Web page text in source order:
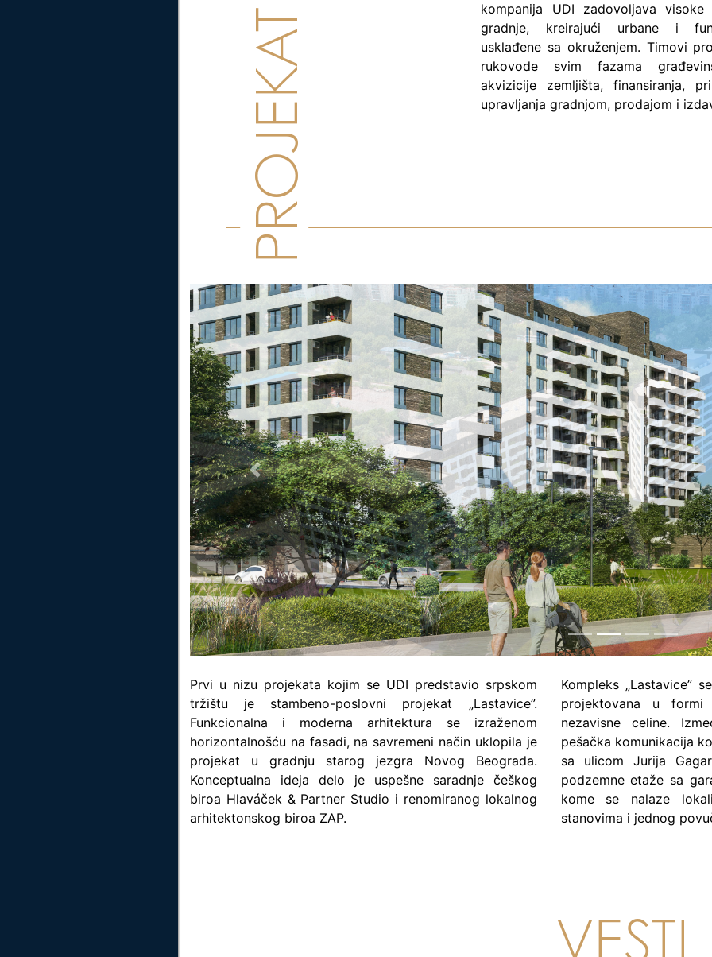
kompanija UDI zadovoljava
gradnje, kreirajući urbane i
usklađene sa okruženjem. Timovi
rukovode svim fazama
akvizicije zemljišta, finansiranja,
upravljanja gradnjom, prodajom i
PROJEKAT
Previous
Prvi u nizu projekata kojim se UDI predstavio srpskom
tržištu je stambeno-poslovni projekat „Lastavice”.
Funkcionalna i moderna arhitektura se izraženom
horizontalnošću na fasadi, na savremeni način uklopila je
projekat u gradnju starog jezgra Novog Beograda.
Konceptualna ideja delo je uspešne saradnje češkog
biroa Hlaváček & Partner Studio i renomiranog lokalnog
arhitektonskog biroa ZAP.
Kompleks „Lastavice”
projektovana u
nezavisne celine.
pešačka komunikacija
sa ulicom Jurija
podzemne etaže sa
kome se nalaze
stanovima i jednog
VESTI